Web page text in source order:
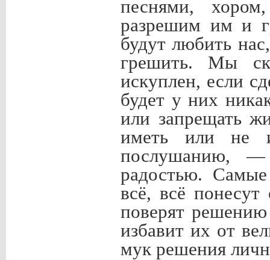
песнями,
разрешим им и
будут любить
грешить. Мы
искуплен, если
будет у них
или запрещать
иметь или не
послушанию,
радостью.
всё, всё
поверят
избавит их от
мук решения